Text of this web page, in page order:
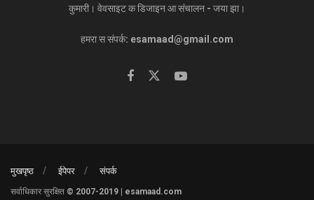
कुमारी। वेवसाइट क डिजाइन आ संचालन - जया झा।
हमरा स संपर्क: esamaad@gmail.com
मुखपृष्ठ ईपेपर संपर्क
सर्वाधिकार सुरक्षित © 2007-2019 | esamaad.com